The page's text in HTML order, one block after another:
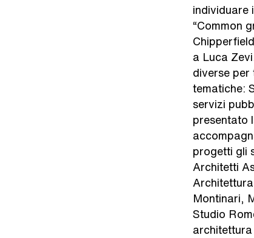
individuare
“Common
a Luca
diverse per
tematiche:
servizi
presentato
progetti gli
Architetti
Montinari,
Studio
architettura